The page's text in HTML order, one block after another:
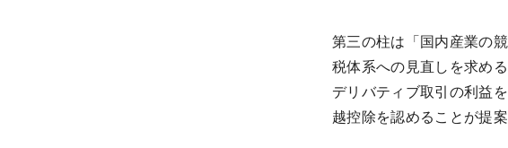
第三の柱は「国内産業の
税体系への見直しを求め
デリバティブ取引の利益
越控除を認めることが提案